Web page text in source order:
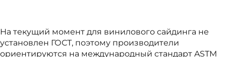
На текущий момент для винилового сайдинга не
установлен ГОСТ, поэтому производители
ориентируются на международный стандарт ASTM